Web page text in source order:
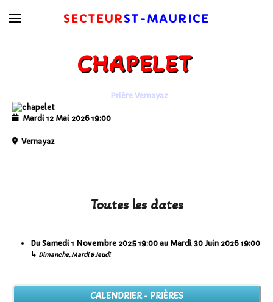
SECTEURST-MAURICE
CHAPELET
Prière Vernayaz
Mardi 12 Mai 2026 19:00
Vernayaz
Toutes les dates
Du Samedi 1 Novembre 2025 19:00 au Mardi 30 Juin 2026 19:00
↳ Dimanche, Mardi & Jeudi
CALENDRIER - PRIÈRES